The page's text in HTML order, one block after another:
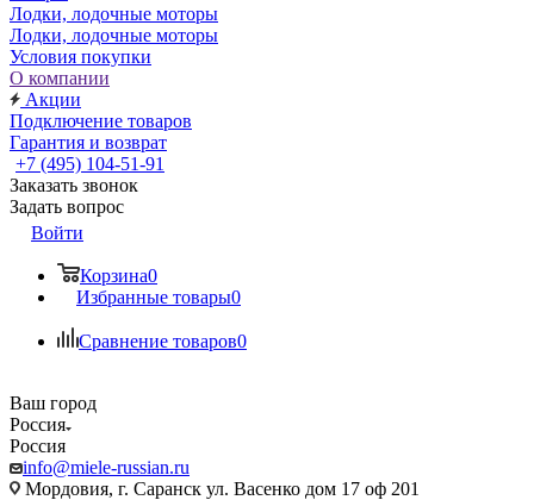
Лодки, лодочные моторы
Лодки, лодочные моторы
Условия покупки
О компании
Акции
Подключение товаров
Гарантия и возврат
+7 (495) 104-51-91
Заказать звонок
Задать вопрос
Войти
Корзина0
Избранные товары0
Сравнение товаров0
Ваш город
Россия
Россия
info@miele-russian.ru
Мордовия, г. Саранск ул. Васенко дом 17 оф 201